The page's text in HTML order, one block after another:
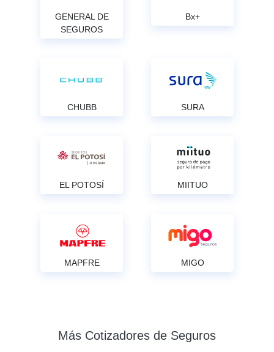
GENERAL DE
SEGUROS
Bx+
CHUBB SURA
EL POTOSÍ MIITUO
MAPFRE MIGO
Más Cotizadores de Seguros